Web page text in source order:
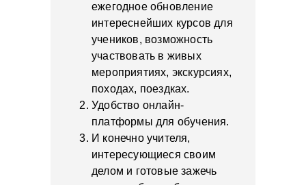
ежегодное обновление
интереснейших курсов для
учеников, возможность
участвовать в живых
мероприятиях, экскурсиях,
походах, поездках.
Удобство онлайн-
платформы для обучения.
И конечно учителя,
интересующиеся своим
делом и готовые зажечь